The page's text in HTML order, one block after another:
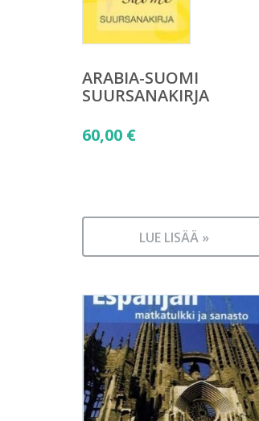
ARABIA-SUOMI
SUURSANAKIRJA
60,00 €
LUE LISÄÄ »